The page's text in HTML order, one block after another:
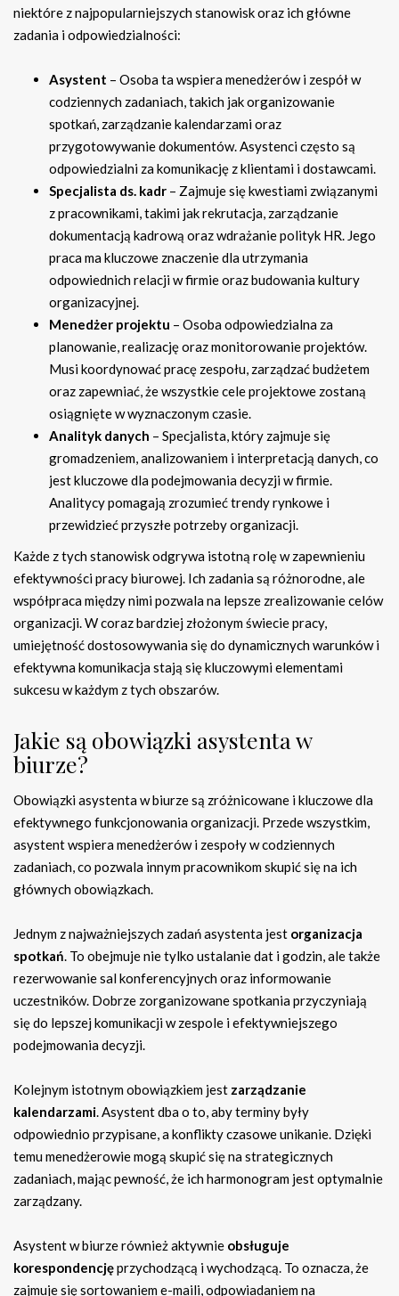
niektóre z najpopularniejszych stanowisk oraz ich główne
zadania i odpowiedzialności:
Asystent – Osoba ta wspiera menedżerów i zespół w
codziennych zadaniach, takich jak organizowanie
spotkań, zarządzanie kalendarzami oraz
przygotowywanie dokumentów. Asystenci często są
odpowiedzialni za komunikację z klientami i dostawcami.
Specjalista ds. kadr – Zajmuje się kwestiami związanymi
z pracownikami, takimi jak rekrutacja, zarządzanie
dokumentacją kadrową oraz wdrażanie polityk HR. Jego
praca ma kluczowe znaczenie dla utrzymania
odpowiednich relacji w firmie oraz budowania kultury
organizacyjnej.
Menedżer projektu – Osoba odpowiedzialna za
planowanie, realizację oraz monitorowanie projektów.
Musi koordynować pracę zespołu, zarządzać budżetem
oraz zapewniać, że wszystkie cele projektowe zostaną
osiągnięte w wyznaczonym czasie.
Analityk danych – Specjalista, który zajmuje się
gromadzeniem, analizowaniem i interpretacją danych, co
jest kluczowe dla podejmowania decyzji w firmie.
Analitycy pomagają zrozumieć trendy rynkowe i
przewidzieć przyszłe potrzeby organizacji.
Każde z tych stanowisk odgrywa istotną rolę w zapewnieniu
efektywności pracy biurowej. Ich zadania są różnorodne, ale
współpraca między nimi pozwala na lepsze zrealizowanie celów
organizacji. W coraz bardziej złożonym świecie pracy,
umiejętność dostosowywania się do dynamicznych warunków i
efektywna komunikacja stają się kluczowymi elementami
sukcesu w każdym z tych obszarów.
Jakie są obowiązki asystenta w
biurze?
Obowiązki asystenta w biurze są zróżnicowane i kluczowe dla
efektywnego funkcjonowania organizacji. Przede wszystkim,
asystent wspiera menedżerów i zespoły w codziennych
zadaniach, co pozwala innym pracownikom skupić się na ich
głównych obowiązkach.
Jednym z najważniejszych zadań asystenta jest organizacja
spotkań. To obejmuje nie tylko ustalanie dat i godzin, ale także
rezerwowanie sal konferencyjnych oraz informowanie
uczestników. Dobrze zorganizowane spotkania przyczyniają
się do lepszej komunikacji w zespole i efektywniejszego
podejmowania decyzji.
Kolejnym istotnym obowiązkiem jest zarządzanie
kalendarzami. Asystent dba o to, aby terminy były
odpowiednio przypisane, a konflikty czasowe unikanie. Dzięki
temu menedżerowie mogą skupić się na strategicznych
zadaniach, mając pewność, że ich harmonogram jest optymalnie
zarządzany.
Asystent w biurze również aktywnie obsługuje
korespondencjęprzychodzącą i wychodzącą. To oznacza, że
zajmuje się sortowaniem e-maili, odpowiadaniem na